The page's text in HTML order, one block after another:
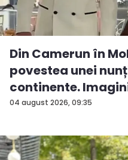
04 august 2026, 09:35
Din Camerun în
povestea unei
continente.
ev...